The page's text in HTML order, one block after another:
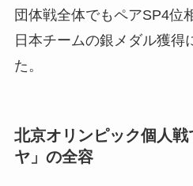
団体戦全体でもペアSP4位
日本チームの銀メダル獲得
た。
北京オリンピック個人
ヤ」の全容